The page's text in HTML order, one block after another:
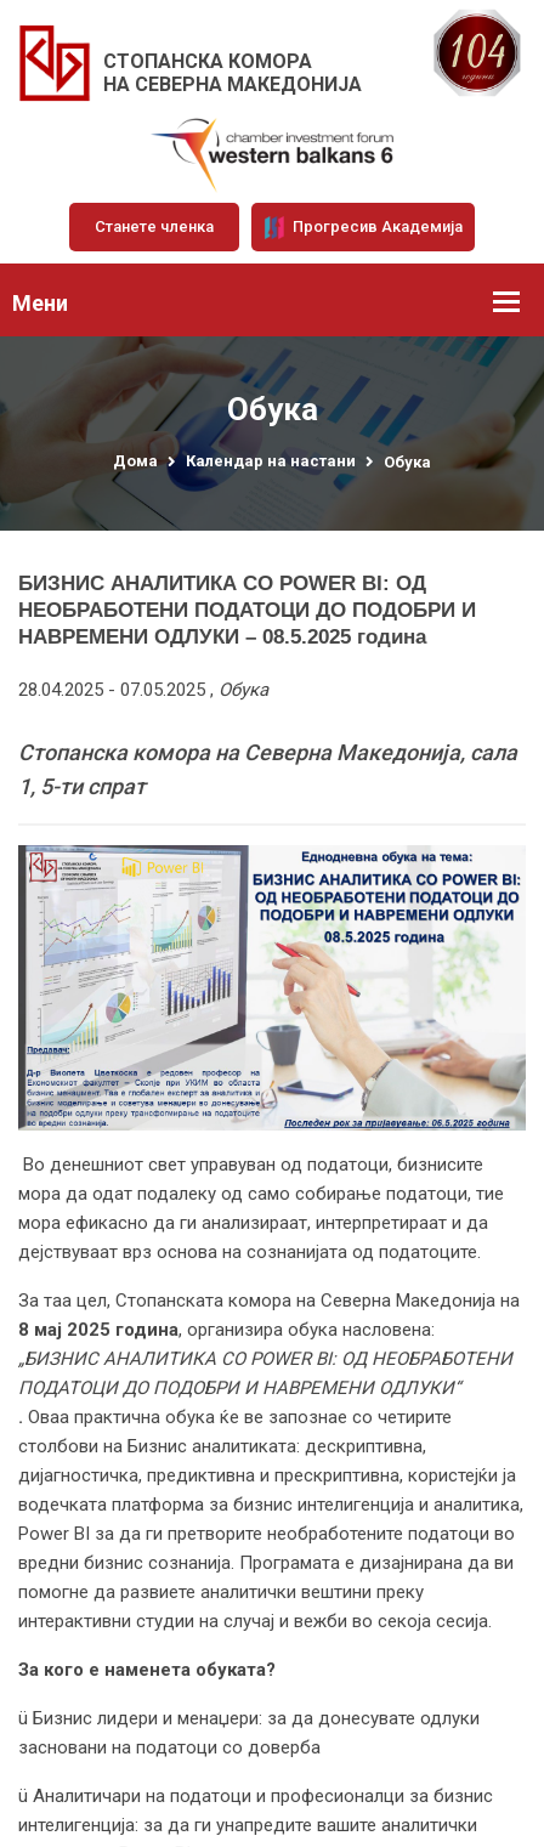
СТОПАНСКА КОМОРА
НА СЕВЕРНА МАКЕДОНИЈА
Станете членка Прогресив Академија
Мени
Обука
Дома Календар на настани Обука
БИЗНИС АНАЛИТИКА СО POWER BI: ОД
НЕОБРАБОТЕНИ ПОДАТОЦИ ДО ПОДОБРИ И
НАВРЕМЕНИ ОДЛУКИ – 08.5.2025 година
28.04.2025 - 07.05.2025 , Обука
Стопанска комора на Северна Македонија, сала
1, 5-ти спрат
Во денешниот свет управуван од податоци, бизнисите
мора да одат подалеку од само собирање податоци, тие
мора ефикасно да ги анализираат, интерпретираат и да
дејствуваат врз основа на сознанијата од податоците.
За таа цел, Стопанската комора на Северна Македонија на
8 мај 2025 година, организира обука насловена:
„БИЗНИС АНАЛИТИКА СО POWER BI: ОД НЕОБРАБОТЕНИ
ПОДАТОЦИ ДО ПОДОБРИ И НАВРЕМЕНИ ОДЛУКИ“
. Оваа практична обука ќе ве запознае со четирите
столбови на Бизнис аналитиката: дескриптивна,
дијагностичка, предиктивна и прескриптивна, користејќи ја
водечката платформа за бизнис интелигенција и аналитика,
Power BI за да ги претворите необработените податоци во
вредни бизнис сознанија. Програмата е дизајнирана да ви
помогне да развиете аналитички вештини преку
интерактивни студии на случај и вежби во секоја сесија.
За кого е наменета обуката?
ü Бизнис лидери и менаџери: за да донесувате одлуки
засновани на податоци со доверба
ü Аналитичари на податоци и професионалци за бизнис
интелигенција: за да ги унапредите вашите аналитички